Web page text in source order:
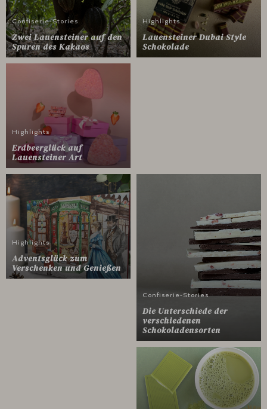
Confiserie-Stories
Zwei Lauensteiner auf den
Spuren des Kakaos
Highlights
Erdbeerglück auf
Lauensteiner Art
Highlights
Lauensteiner Dubai Style
Schokolade
Highlights
Adventsglück zum
Verschenken und Genießen
Confiserie-Stories
Die Unterschiede der
verschiedenen
Schokoladensorten